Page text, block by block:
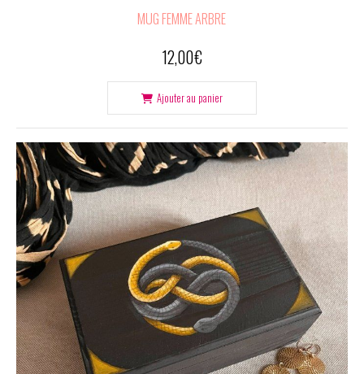
MUG FEMME ARBRE
12,00€
Ajouter au panier